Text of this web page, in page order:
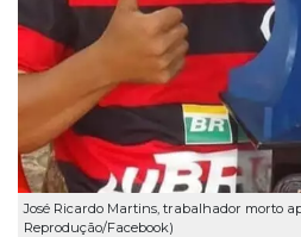
José Ricardo Martins, trabalhador morto
Reprodução/Facebook)